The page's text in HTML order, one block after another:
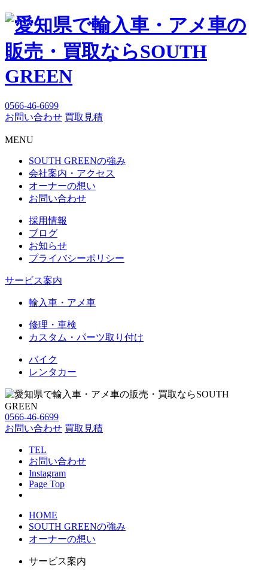
0566-46-6699
お問い合わせ 買取見積
MENU
SOUTH GREENの強み
会社案内・アクセス
オーナーの想い
お問い合わせ
採用情報
ブログ
お知らせ
プライバシーポリシー
サービス案内
輸入車・アメ車
修理・車検
カスタム・パーツ取り付け
バイク
レンタカー
0566-46-6699
お問い合わせ 買取見積
TEL
お問い合わせ
Instagram
Page Top
HOME
SOUTH GREENの強み
オーナーの想い
サービス案内